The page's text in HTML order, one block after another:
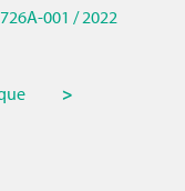
001 / 2022
>